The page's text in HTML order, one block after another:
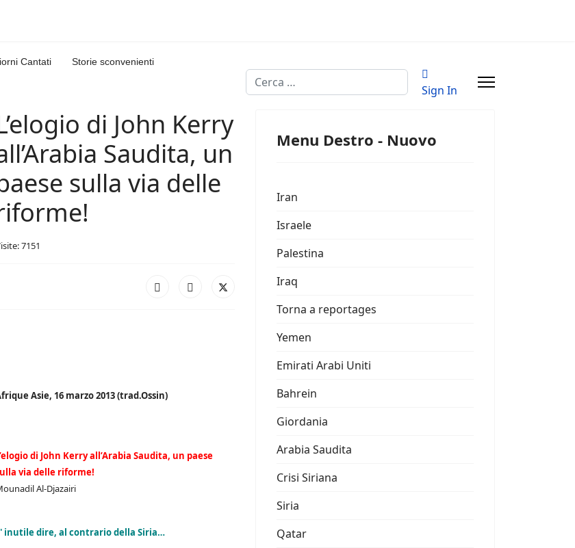
Cantati Storie sconvenienti
Cerca
Sign In
di John Kerry
Saudita, un
sulla via delle
7151
Asie, 16 marzo 2013 (trad.Ossin)
di John Kerry all’Arabia Saudita, un paese
via delle riforme!
Al-Djazairi
inutile dire, al contrario della Siria…
Menu Destro - Nuovo
Iran
Israele
Palestina
Iraq
Torna a reportages
Yemen
Emirati Arabi Uniti
Bahrein
Giordania
Arabia Saudita
Crisi Siriana
Siria
Qatar